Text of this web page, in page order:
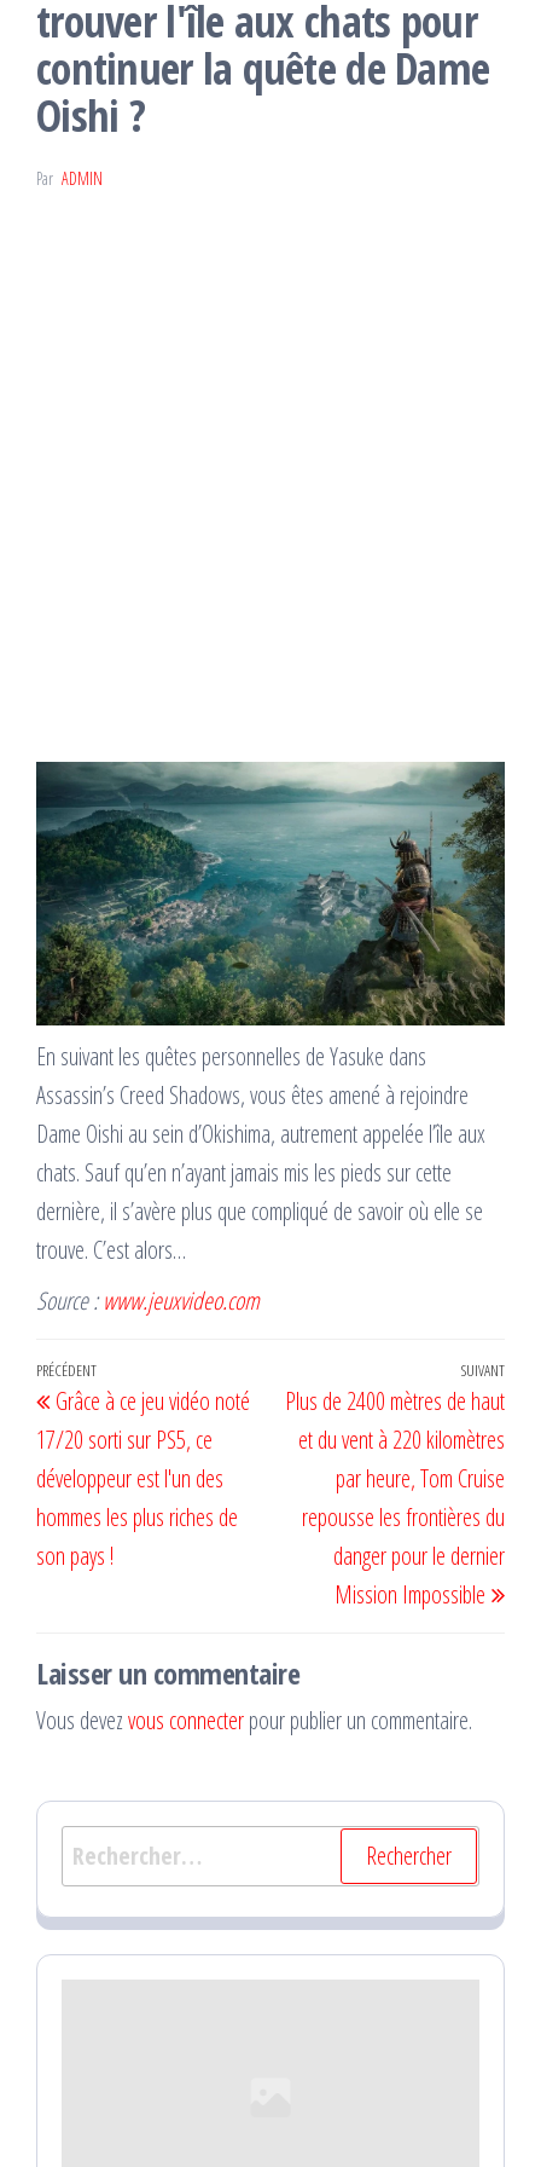
trouver l'île aux chats pour
continuer la quête de Dame
Oishi ?
Par ADMIN
En suivant les quêtes personnelles de Yasuke dans
Assassin’s Creed Shadows, vous êtes amené à rejoindre
Dame Oishi au sein d’Okishima, autrement appelée l’île aux
chats. Sauf qu’en n’ayant jamais mis les pieds sur cette
dernière, il s’avère plus que compliqué de savoir où elle se
trouve. C’est alors…
Source :www.jeuxvideo.com
Navigation
de
l’article
Article
précédent
PRÉCÉDENT
Grâce à ce jeu vidéo noté
17/20 sorti sur PS5, ce
développeur est l'un des
hommes les plus riches de
son pays !
SUIVANT
Plus de 2400 mètres de haut
et du vent à 220 kilomètres
par heure, Tom Cruise
repousse les frontières du
danger pour le dernier
Mission Impossible
Laisser un commentaire
Vous devezvous connecterpour publier un commentaire.
Rechercher :